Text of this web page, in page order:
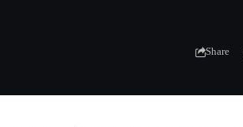
Share